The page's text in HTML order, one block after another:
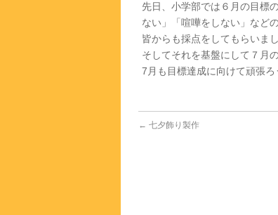
先日、小学部では６月の目標
ない」「喧嘩をしない」など
皆からも採点をしてもらいまし
そしてそれを基盤にして７月
7月も目標達成に向けて頑張ろ
← 七夕飾り製作